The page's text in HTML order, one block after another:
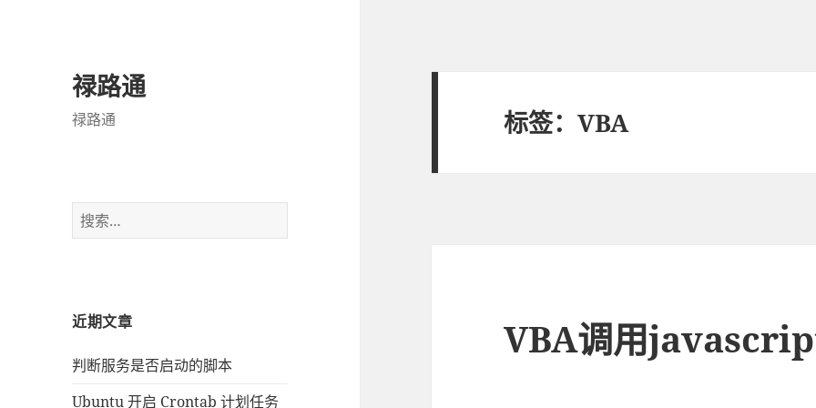
禄路通
禄路通
搜
索
近期文章
判断服务是否启动的脚本
Ubuntu 开启 Crontab 计划任务
标签：VBA
VBA调用